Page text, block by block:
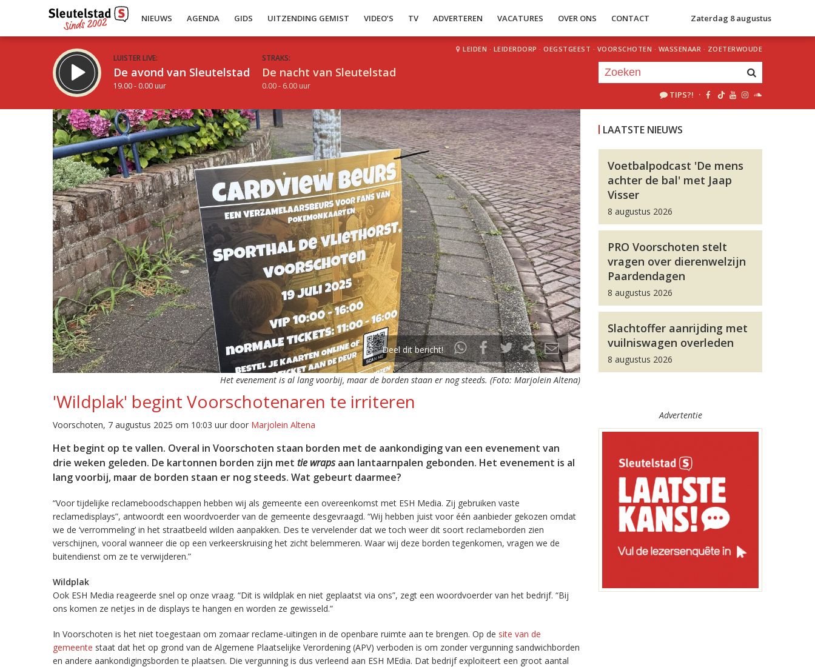
NIEUWS AGENDA GIDS UITZENDING GEMIST VIDEO’S TV ADVERTEREN VACATURES OVER ONS CONTACT Zaterdag 8 augustus
LUISTER LIVE:
De avond van Sleutelstad
19.00 - 0.00 uur
STRAKS:
De nacht van Sleutelstad
0.00 - 6.00 uur
LEIDEN · LEIDERDORP · OEGSTGEEST · VOORSCHOTEN · WASSENAAR · ZOETERWOUDE
TIPS?! ·
Inklappen
Deel dit bericht!
Het evenement is al lang voorbij, maar de borden staan er nog steeds. (Foto: Marjolein Altena)
'Wildplak' begint Voorschotenaren te irriteren
Voorschoten, 7 augustus 2025 om 10:03 uur door Marjolein Altena
Het begint op te vallen. Overal in Voorschoten staan borden met de aankondiging van een evenement van
drie weken geleden. De kartonnen borden zijn met tie wrapsaan lantaarnpalen gebonden. Het evenement is al
lang voorbij, maar de borden staan er nog steeds. Wat gebeurt daarmee?
“Voor tijdelijke reclameboodschappen hebben wij als gemeente een overeenkomst met ESH Media. Zij gebruiken vaste
reclamedisplays”, antwoordt een woordvoerder van de gemeente desgevraagd. “Wij hebben juist voor één aanbieder gekozen omdat
we de ‘verrommeling’ in het straatbeeld wilden aanpakken. Des te vervelender dat we toch weer dit soort reclameborden zien
verschijnen, vooral wanneer die op een verkeerskruising het zicht belemmeren. Waar wij deze borden tegenkomen, vragen we de
buitendienst om ze te verwijderen.”
Wildplak
Ook ESH Media reageerde snel op onze vraag. “Dit is wildplak en niet geplaatst via ons”, zegt een woordvoerder van het bedrijf. “Bij
ons komen ze netjes in de displays te hangen en worden ze gewisseld.”
In Voorschoten is het niet toegestaan om zomaar reclame-uitingen in de openbare ruimte aan te brengen. Op de site van de
gemeente staat dat het op grond van de Algemene Plaatselijke Verordening (APV) verboden is om zonder vergunning sandwichborden
en andere aankondigingsborden te plaatsen. Die vergunning is dus verleend aan ESH MEdia. Dat bedrijf exploiteert een groot aantal
LAATSTE NIEUWS
Voetbalpodcast 'De mens
achter de bal' met Jaap
Visser
8 augustus 2026
PRO Voorschoten stelt
vragen over dierenwelzijn
Paardendagen
8 augustus 2026
Slachtoffer aanrijding met
vuilniswagen overleden
8 augustus 2026
Advertentie